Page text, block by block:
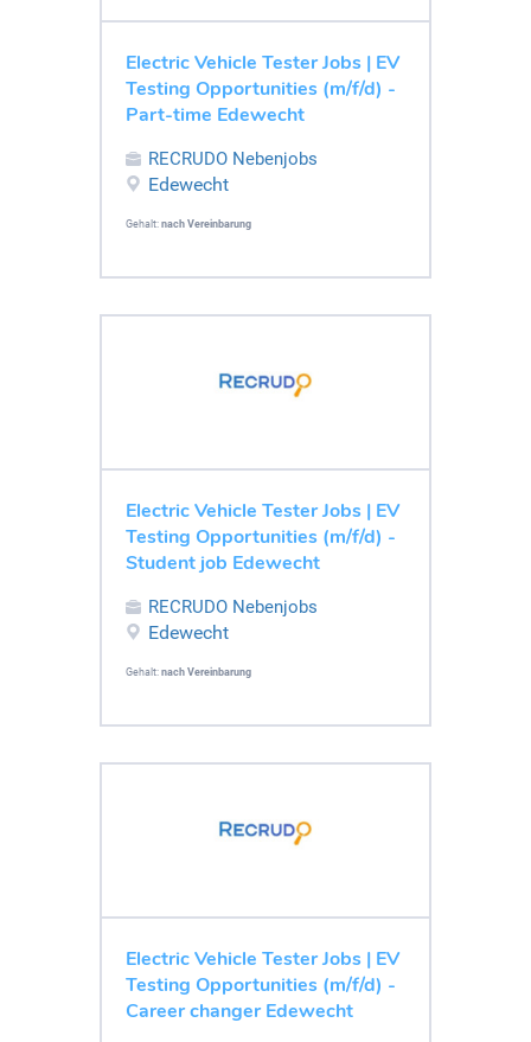
Electric Vehicle Tester Jobs | EV
Testing Opportunities (m/f/d) -
Part-time Edewecht
RECRUDO Nebenjobs
Edewecht
Gehalt: nach Vereinbarung
Electric Vehicle Tester Jobs | EV
Testing Opportunities (m/f/d) -
Student job Edewecht
RECRUDO Nebenjobs
Edewecht
Gehalt: nach Vereinbarung
Electric Vehicle Tester Jobs | EV
Testing Opportunities (m/f/d) -
Career changer Edewecht